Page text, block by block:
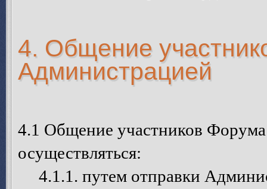
4. Общение
Администрацией
4.1 Общение участников
осуществляться:
4.1.1. путем отправки